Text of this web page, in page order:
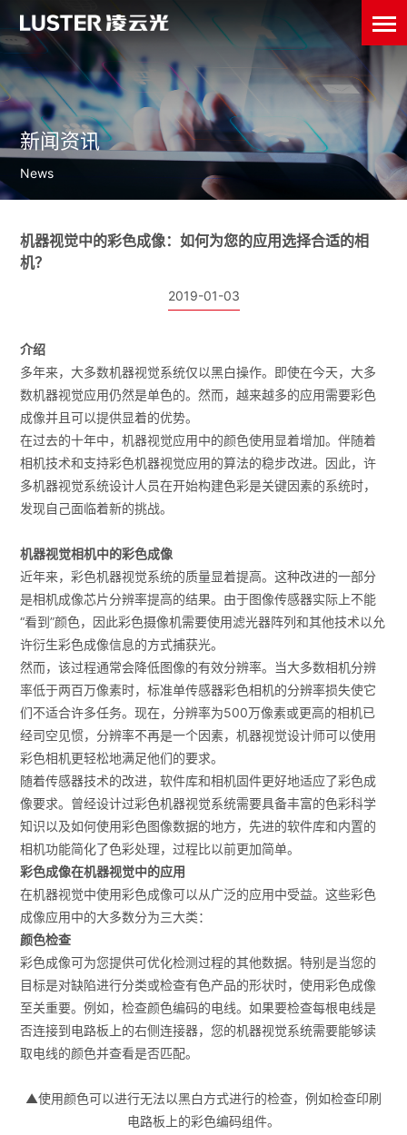
新闻资讯
News
机器视觉中的彩色成像：如何为您的应用选择合适的相
机？
2019-01-03
介绍
多年来，大多数机器视觉系统仅以黑白操作。即使在今天，大多
数机器视觉应用仍然是单色的。然而，越来越多的应用需要彩色
成像并且可以提供显着的优势。
在过去的十年中，机器视觉应用中的颜色使用显着增加。伴随着
相机技术和支持彩色机器视觉应用的算法的稳步改进。因此，许
多机器视觉系统设计人员在开始构建色彩是关键因素的系统时，
发现自己面临着新的挑战。
机器视觉相机中的彩色成像
近年来，彩色机器视觉系统的质量显着提高。这种改进的一部分
是相机成像芯片分辨率提高的结果。由于图像传感器实际上不能
“看到”颜色，因此彩色摄像机需要使用滤光器阵列和其他技术以允
许衍生彩色成像信息的方式捕获光。
然而，该过程通常会降低图像的有效分辨率。当大多数相机分辨
率低于两百万像素时，标准单传感器彩色相机的分辨率损失使它
们不适合许多任务。现在，分辨率为500万像素或更高的相机已
经司空见惯，分辨率不再是一个因素，机器视觉设计师可以使用
彩色相机更轻松地满足他们的要求。
随着传感器技术的改进，软件库和相机固件更好地适应了彩色成
像要求。曾经设计过彩色机器视觉系统需要具备丰富的色彩科学
知识以及如何使用彩色图像数据的地方，先进的软件库和内置的
相机功能简化了色彩处理，过程比以前更加简单。
彩色成像在机器视觉中的应用
在机器视觉中使用彩色成像可以从广泛的应用中受益。这些彩色
成像应用中的大多数分为三大类：
颜色检查
彩色成像可为您提供可优化检测过程的其他数据。特别是当您的
目标是对缺陷进行分类或检查有色产品的形状时，使用彩色成像
至关重要。例如，检查颜色编码的电线。如果要检查每根电线是
否连接到电路板上的右侧连接器，您的机器视觉系统需要能够读
取电线的颜色并查看是否匹配。
▲使用颜色可以进行无法以黑白方式进行的检查，例如检查印刷
电路板上的彩色编码组件。